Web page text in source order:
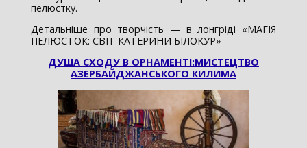
пелюстку.
Детальніше про творчість — в лонгріді «МАГІЯ
ПЕЛЮСТОК: СВІТ КАТЕРИНИ БІЛОКУР»
ДУША СХОДУ В ОРНАМЕНТІ:МИСТЕЦТВО
АЗЕРБАЙДЖАНСЬКОГО КИЛИМА